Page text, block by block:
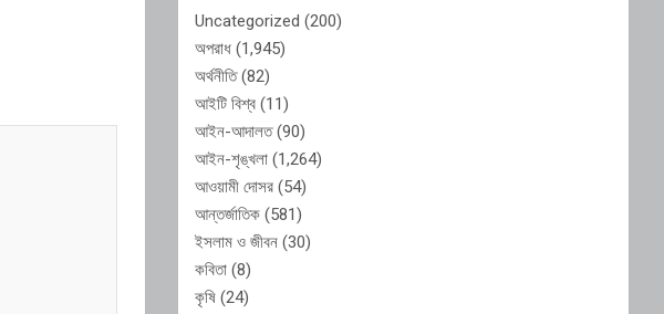
Uncategorized (200)
অপরাধ (1,945)
অর্থনীতি(82)
আইটি বিশ্ব (11)
আইন-আদালত(90)
আইন-শৃঙ্খলা (1,264)
আওয়ামী দোসর (54)
আন্তর্জাতিক (581)
ইসলাম ও জীবন (30)
কবিতা (8)
কৃষি (24)